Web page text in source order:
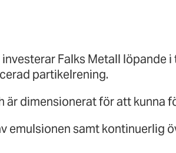
Falks Metall
partikelrening.
är dimensionerat för att kunna
emulsionen samt kontinuerlig